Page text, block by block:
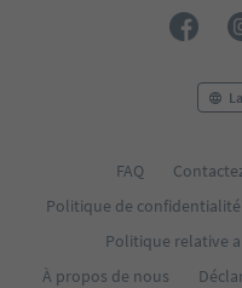
FAQ
Politique de confidentialité
Politique relative
À propos de nous